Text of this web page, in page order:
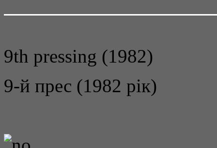
9th pressing (1982)
9-й прес (1982 рік)